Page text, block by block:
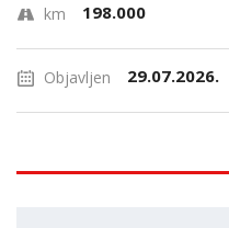
km 198.000
Objavljen 29.07.2026.